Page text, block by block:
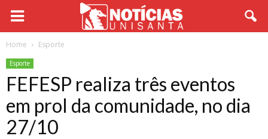
Home Esporte
Esporte
FEFESP realiza três eventos
em prol da comunidade, no dia
27/10